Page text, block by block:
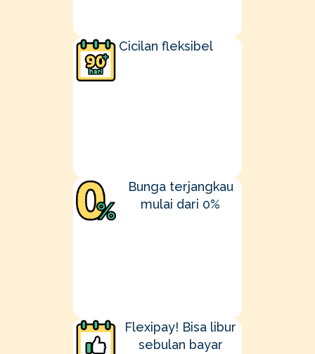
Cicilan fleksibel
Bunga terjangkau
mulai dari 0%
Flexipay! Bisa libur
sebulan bayar